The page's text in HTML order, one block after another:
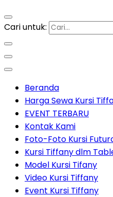
Cari untuk:
Beranda
Harga Sewa Kursi
EVENT TERBARU
Kontak Kami
Foto-Foto Kursi
Kursi Tiffany dlm
Model Kursi Tifany
Video Kursi Tiffany
Event Kursi Tiffany